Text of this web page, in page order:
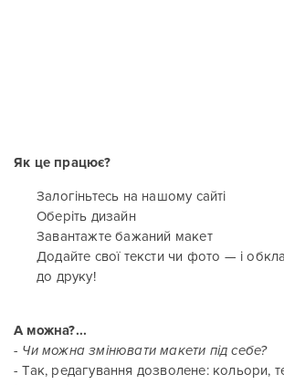
Як це працює?
Залогіньтесь на нашому сайті
Оберіть дизайн
Завантажте бажаний макет
Додайте свої тексти чи фото — і
до друку!
А можна?...
- Чи можна змінювати макети під себе?
- Так, редагування дозволене: кольори,